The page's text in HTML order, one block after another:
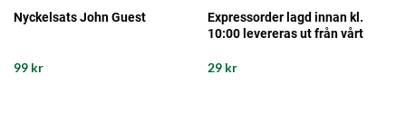
Nyckelsats John Guest
99 kr
Expressorder lagd innan kl.
10:00 levereras ut från vårt
garanterar vi!
29 kr